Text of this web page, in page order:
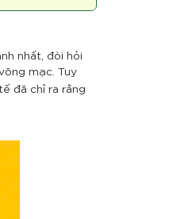
nhất, đòi hỏi
mạc. Tuy
đã chỉ ra rằng